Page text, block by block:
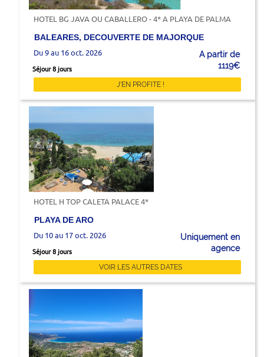
HOTEL BG JAVA OU CABALLERO - 4* A PLAYA DE PALMA
BALEARES, DECOUVERTE DE MAJORQUE
Du 9 au 16 oct. 2026
Séjour 8 jours
A partir de
1119€
J'EN PROFITE !
HOTEL H TOP CALETA PALACE 4*
PLAYA DE ARO
Du 10 au 17 oct. 2026
Séjour 8 jours
Uniquement en
agence
VOIR LES AUTRES DATES